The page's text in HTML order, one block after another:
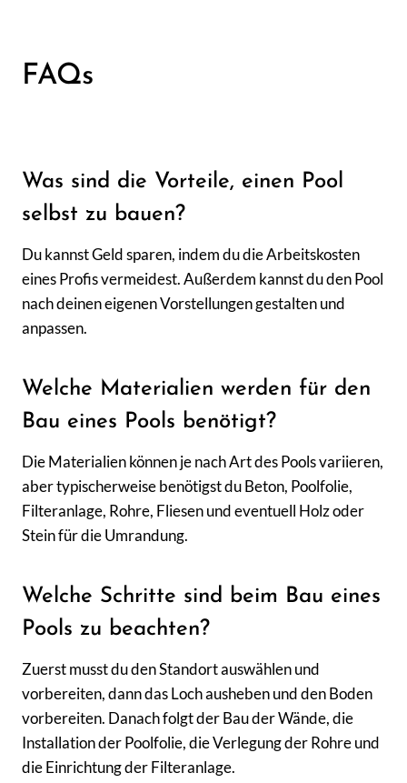
FAQs
Was sind die Vorteile, einen Pool
selbst zu bauen?
Du kannst Geld sparen, indem du die Arbeitskosten
eines Profis vermeidest. Außerdem kannst du den Pool
nach deinen eigenen Vorstellungen gestalten und
anpassen.
Welche Materialien werden für den
Bau eines Pools benötigt?
Die Materialien können je nach Art des Pools variieren,
aber typischerweise benötigst du Beton, Poolfolie,
Filteranlage, Rohre, Fliesen und eventuell Holz oder
Stein für die Umrandung.
Welche Schritte sind beim Bau eines
Pools zu beachten?
Zuerst musst du den Standort auswählen und
vorbereiten, dann das Loch ausheben und den Boden
vorbereiten. Danach folgt der Bau der Wände, die
Installation der Poolfolie, die Verlegung der Rohre und
die Einrichtung der Filteranlage.